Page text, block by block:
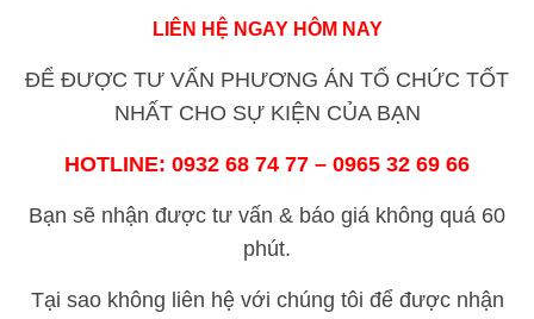
LIÊN HỆ NGAY HÔM NAY
ĐỂ ĐƯỢC TƯ VẤN PHƯƠNG ÁN TỔ CHỨC TỐT
NHẤT CHO SỰ KIỆN CỦA BẠN
HOTLINE: 0932 68 74 77 – 0965 32 69 66
Bạn sẽ nhận được tư vấn & báo giá không quá 60
phút.
Tại sao không liên hệ với chúng tôi để được nhận